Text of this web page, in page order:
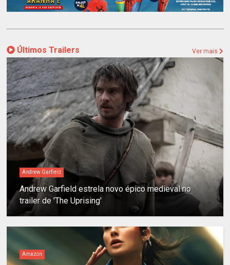
Últimos Trailers Ver mais
Andrew Garfield
Andrew Garfield estrela novo épico medieval no
trailer de 'The Uprising'
Amazon